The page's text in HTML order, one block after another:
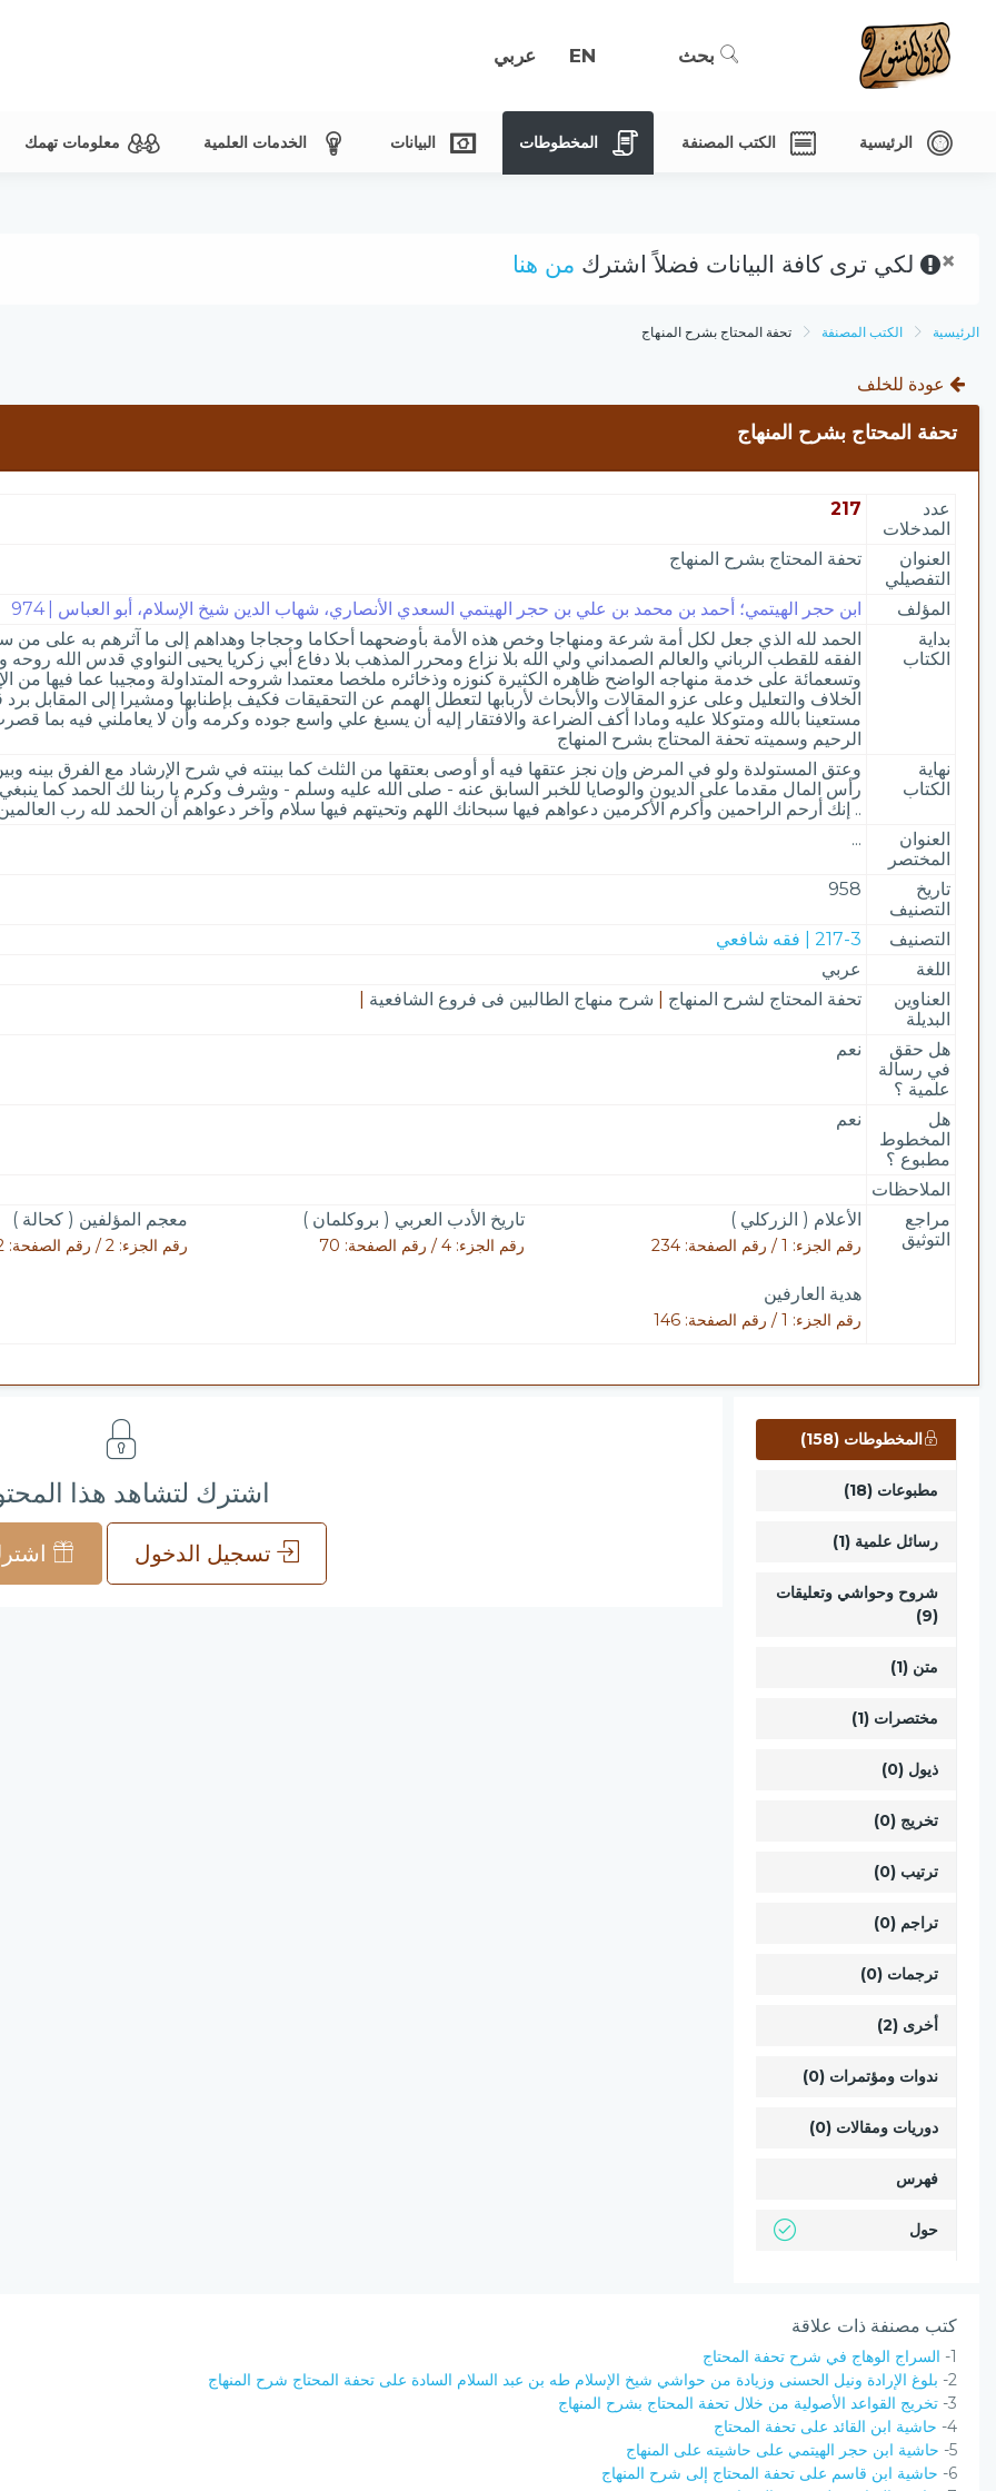
بحث EN عربي
الرئيسية الكتب المصنفة المخطوطات البيانات الخدمات العلمية معلومات تهمك
× لكي ترى كافة البيانات فضلاً اشترك من هنا
الرئيسية الكتب المصنفة تحفة المحتاج بشرح المنهاج
عودة للخلف
تحفة المحتاج بشرح المنهاج
عدد
المدخلات
217
العنوان
التفصيلي
تحفة المحتاج بشرح المنهاج
المؤلف
ابن حجر الهيتمي؛ أحمد بن محمد بن علي بن حجر الهيتمي السعدي الأنصاري، شهاب الدين شيخ الإسلام، أبو العباس | 974
بداية
الكتاب
الحمد لله الذي جعل لكل أمة شرعة ومنهاجا وخص هذه الأمة بأوضحهما أحكاما وحجاجا وهداهم إلى ما آثرهم به على
الفقه للقطب الرباني والعالم الصمداني ولي الله بلا نزاع ومحرر المذهب بلا دفاع أبي زكريا يحيى النواوي قدس
وتسعمائة على خدمة منهاجه الواضح ظاهره الكثيرة كنوزه وذخائره ملخصا معتمدا شروحه المتداولة ومجيبا عما فيها من
الخلاف والتعليل وعلى عزو المقالات والأبحاث لأربابها لتعطل الهمم عن التحقيقات فكيف بإطنابها ومشيرا إلى المقابل
مستعينا بالله ومتوكلا عليه ومادا أكف الضراعة والافتقار إليه أن يسبغ علي واسع جوده وكرمه وأن لا يعاملني فيه بما
الرحيم وسميته تحفة المحتاج بشرح المنهاج
نهاية
الكتاب
وعتق المستولدة ولو في المرض وإن نجز عتقها فيه أو أوصى بعتقها من الثلث كما بينته في شرح الإرشاد مع الفرق بينه
رأس المال مقدما على الديون والوصايا للخبر السابق عنه - صلى الله عليه وسلم - وشرف وكرم يا ربنا لك الحمد كما
.. إنك أرحم الراحمين وأكرم الأكرمين دعواهم فيها سبحانك اللهم وتحيتهم فيها سلام وآخر دعواهم أن الحمد لله رب
العنوان
المختصر
...
تاريخ
التصنيف
958
التصنيف
217-3 | فقه شافعي
اللغة
عربي
العناوين
البديلة
تحفة المحتاج لشرح المنهاج شرح منهاج الطالبين فى فروع الشافعية
هل حقق
في رسالة
علمية ؟
نعم
هل
المخطوط
مطبوع ؟
نعم
الملاحظات
مراجع
التوثيق
الأعلام ( الزركلي )
رقم الجزء: 1 / رقم الصفحة: 234
تاريخ الأدب العربي ( بروكلمان )
رقم الجزء: 4 / رقم الصفحة: 70
معجم المؤلفين ( كحالة )
رقم الجزء: 2 / رقم الصفحة: 152
هدية العارفين
رقم الجزء: 1 / رقم الصفحة: 146
المخطوطات (158)
مطبوعات (18)
رسائل علمية (1)
شروح وحواشي وتعليقات
(9)
متن (1)
مختصرات (1)
ذيول (0)
تخريج (0)
ترتيب (0)
تراجم (0)
ترجمات (0)
أخرى (2)
ندوات ومؤتمرات (0)
دوريات ومقالات (0)
فهرس
حول
اشترك لتشاهد هذا
تسجيل الدخول
كتب مصنفة ذات علاقة
1- السراج الوهاج في شرح تحفة المحتاج
2- بلوغ الإرادة ونيل الحسنى وزيادة من حواشي شيخ الإسلام طه بن عبد السلام السادة على تحفة المحتاج شرح المنهاج
3- تخريج القواعد الأصولية من خلال تحفة المحتاج بشرح المنهاج
4- حاشية ابن القائد على تحفة المحتاج
5- حاشية ابن حجر الهيتمي على حاشيته على المنهاج
6-
حاشية ابن قاسم على تحفة المحتاج إلى شرح المنهاج